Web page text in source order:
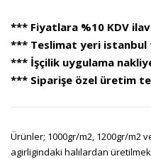
*** Fiyatlara %10 KDV
*** Teslimat yeri istanbul
*** İşçilik uygulama
*** Siparişe özel üretim
Ürünler; 1000gr/m2, 1200gr/m2
agirligindaki halılardan